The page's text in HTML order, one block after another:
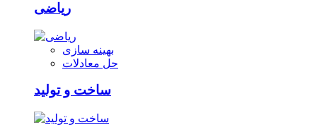
ریاضی
بهینه سازی
حل معادلات
ساخت و تولید